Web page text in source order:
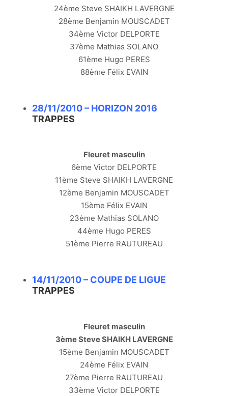
24ème Steve SHAIKH LAVERGNE
28ème Benjamin MOUSCADET
34ème Victor DELPORTE
37ème Mathias SOLANO
61ème Hugo PERES
88ème Félix EVAIN
28/11/2010 – HORIZON 2016
TRAPPES
Fleuret masculin
6ème Victor DELPORTE
11ème Steve SHAIKH LAVERGNE
12ème Benjamin MOUSCADET
15ème Félix EVAIN
23ème Mathias SOLANO
44ème Hugo PERES
51ème Pierre RAUTUREAU
14/11/2010 – COUPE DE LIGUE
TRAPPES
Fleuret masculin
3ème Steve SHAIKH LAVERGNE
15ème Benjamin MOUSCADET
24ème Félix EVAIN
27ème Pierre RAUTUREAU
33ème Victor DELPORTE